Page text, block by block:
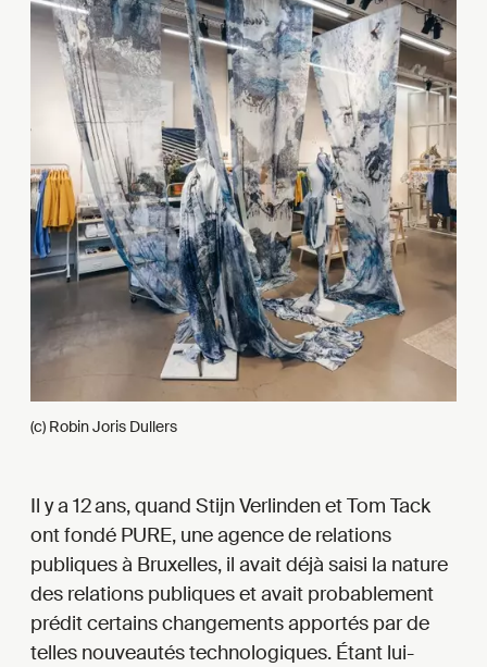
(c) Robin Joris Dullers
Il y a 12 ans, quand Stijn Verlinden et Tom Tack
ont fondé PURE, une agence de relations
publiques à Bruxelles, il avait déjà saisi la nature
des relations publiques et avait probablement
prédit certains changements apportés par de
telles nouveautés technologiques. Étant lui-